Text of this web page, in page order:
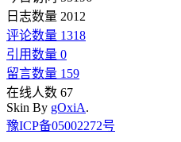
日志数量 2012
评论数量 1318
引用数量 0
留言数量 159
在线人数 67
Skin By gOxiA.
豫ICP备05002272号